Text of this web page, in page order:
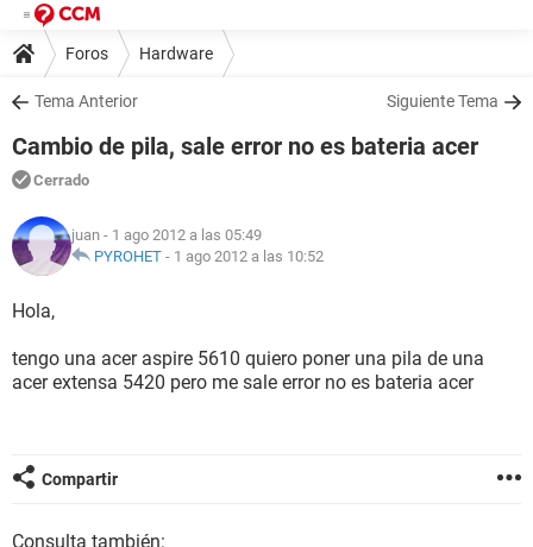
Foros Hardware
Tema Anterior Siguiente Tema
Cambio de pila, sale error no es bateria acer
Cerrado
juan - 1 ago 2012 a las 05:49
PYROHET - 1 ago 2012 a las 10:52
Hola,
tengo una acer aspire 5610 quiero poner una pila de una
acer extensa 5420 pero me sale error no es bateria acer
Compartir
Consulta también: